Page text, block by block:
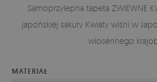
Samoprzylepna tapeta ZWIEWNE
japońskiej sakury Kwiaty wiśni w
wiosennego
MATERIAŁ